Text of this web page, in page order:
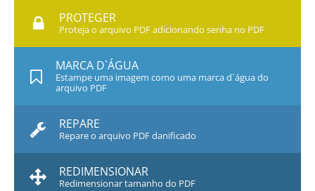
PROTEGER
Proteja o arquivo PDF adicionando senha no PDF
MARCA D`ÁGUA
Estampe uma imagem como uma marca d`água do
arquivo PDF
REPARE
Repare o arquivo PDF danificado
REDIMENSIONAR
Redimensionar tamanho do PDF